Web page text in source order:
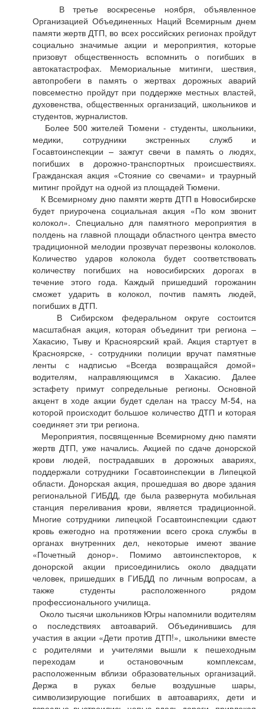
В третье воскресенье ноября, объявленное
Организацией Объединенных Наций Всемирным днем
памяти жертв ДТП, во всех российских регионах пройдут
социально значимые акции и мероприятия, которые
призовут общественность вспомнить о погибших в
автокатастрофах. Мемориальные митинги, шествия,
автопробеги в память о жертвах дорожных аварий
повсеместно пройдут при поддержке местных властей,
духовенства, общественных организаций, школьников и
студентов, журналистов.
Более 500 жителей Тюмени - студенты, школьники,
медики, сотрудники экстренных служб и
Госавтоинспекции – зажгут свечи в память о людях,
погибших в дорожно-транспортных происшествиях.
Гражданская акция «Стояние со свечами» и траурный
митинг пройдут на одной из площадей Тюмени.
К Всемирному дню памяти жертв ДТП в Новосибирске
будет приурочена социальная акция «По ком звонит
колокол». Специально для памятного мероприятия в
полдень на главной площади областного центра вместо
традиционной мелодии прозвучат перезвоны колоколов.
Количество ударов колокола будет соответствовать
количеству погибших на новосибирских дорогах в
течение этого года. Каждый пришедший горожанин
сможет ударить в колокол, почтив память людей,
погибших в ДТП.
В Сибирском федеральном округе состоится
масштабная акция, которая объединит три региона –
Хакасию, Тыву и Красноярский край. Акция стартует в
Красноярске, - сотрудники полиции вручат памятные
ленты с надписью «Всегда возвращайся домой»
водителям, направляющимся в Хакасию. Далее
эстафету примут сопредельные регионы. Основной
акцент в ходе акции будет сделан на трассу М-54, на
которой происходит большое количество ДТП и которая
соединяет эти три региона.
Мероприятия, посвященные Всемирному дню памяти
жертв ДТП, уже начались. Акцией по сдаче донорской
крови людей, пострадавших в дорожных авариях,
поддержали сотрудники Госавтоинспекции в Липецкой
области. Донорская акция, прошедшая во дворе здания
региональной ГИБДД, где была развернута мобильная
станция переливания крови, является традиционной.
Многие сотрудники липецкой Госавтоинспекции сдают
кровь ежегодно на протяжении всего срока службы в
органах внутренних дел, некоторые имеют звание
«Почетный донор». Помимо автоинспекторов, к
донорской акции присоединились около двадцати
человек, пришедших в ГИБДД по личным вопросам, а
также студенты расположенного рядом
профессионального училища.
Около тысячи школьников Югры напомнили водителям
о последствиях автоаварий. Объединившись для
участия в акции «Дети против ДТП!», школьники вместе
с родителями и учителями вышли к пешеходным
переходам и остановочным комплексам,
расположенным вблизи образовательных организаций.
Держа в руках белые воздушные шары,
символизирующие погибших в автоавариях, дети и